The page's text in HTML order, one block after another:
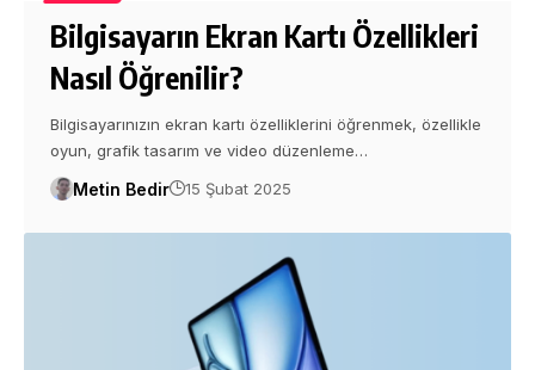
Bilgisayarın Ekran Kartı Özellikleri
Nasıl Öğrenilir?
Bilgisayarınızın ekran kartı özelliklerini öğrenmek, özellikle
oyun, grafik tasarım ve video düzenleme…
Metin Bedir 15 Şubat 2025